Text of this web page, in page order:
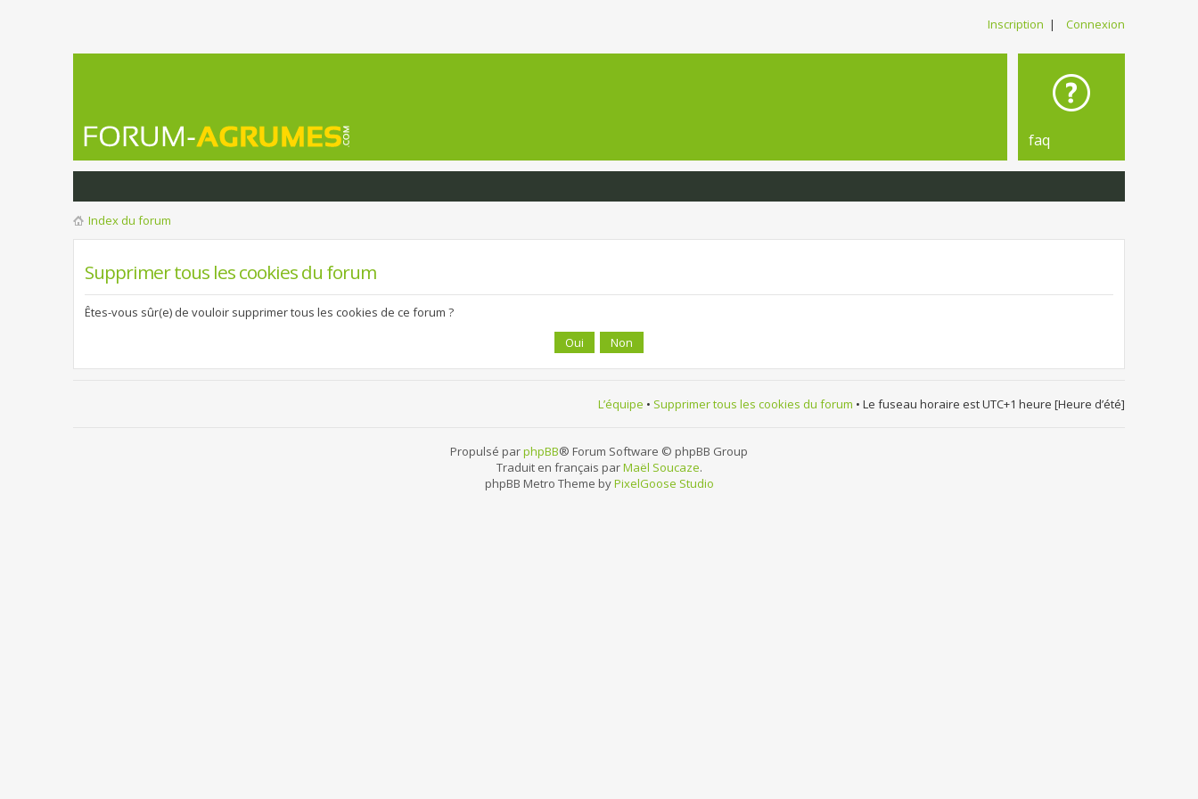
Inscription | Connexion
faq
Index du forum
Supprimer tous les cookies du forum
Êtes-vous sûr(e) de vouloir supprimer tous les cookies de ce forum ?
L’équipe • Supprimer tous les cookies du forum • Le fuseau horaire est UTC+1 heure [Heure d’été]
Propulsé parphpBB® Forum Software © phpBB Group
Traduit en français parMaël Soucaze.
phpBB Metro Theme byPixelGoose Studio